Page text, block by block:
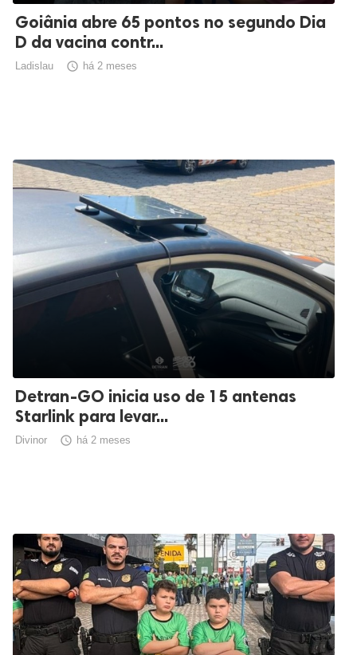
Goiânia abre 65 pontos no segundo Dia
D da vacina contr...
Ladislau  há 2 meses
Detran-GO inicia uso de 15 antenas
Starlink para levar...
Divinor  há 2 meses